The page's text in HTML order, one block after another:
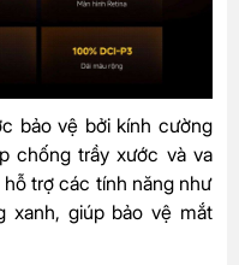
bảo vệ bởi kính cường
chống trầy xước và va
trợ các tính năng như
xanh, giúp bảo vệ mắt